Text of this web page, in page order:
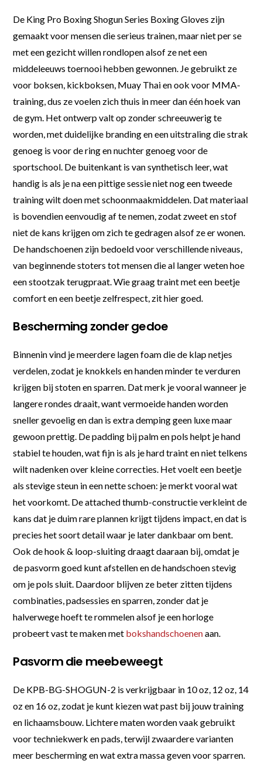
De King Pro Boxing Shogun Series Boxing Gloves zijn
gemaakt voor mensen die serieus trainen, maar niet per se
met een gezicht willen rondlopen alsof ze net een
middeleeuws toernooi hebben gewonnen. Je gebruikt ze
voor boksen, kickboksen, Muay Thai en ook voor MMA-
training, dus ze voelen zich thuis in meer dan één hoek van
de gym. Het ontwerp valt op zonder schreeuwerig te
worden, met duidelijke branding en een uitstraling die strak
genoeg is voor de ring en nuchter genoeg voor de
sportschool. De buitenkant is van synthetisch leer, wat
handig is als je na een pittige sessie niet nog een tweede
training wilt doen met schoonmaakmiddelen. Dat materiaal
is bovendien eenvoudig af te nemen, zodat zweet en stof
niet de kans krijgen om zich te gedragen alsof ze er wonen.
De handschoenen zijn bedoeld voor verschillende niveaus,
van beginnende stoters tot mensen die al langer weten hoe
een stootzak terugpraat. Wie graag traint met een beetje
comfort en een beetje zelfrespect, zit hier goed.
Bescherming zonder gedoe
Binnenin vind je meerdere lagen foam die de klap netjes
verdelen, zodat je knokkels en handen minder te verduren
krijgen bij stoten en sparren. Dat merk je vooral wanneer je
langere rondes draait, want vermoeide handen worden
sneller gevoelig en dan is extra demping geen luxe maar
gewoon prettig. De padding bij palm en pols helpt je hand
stabiel te houden, wat fijn is als je hard traint en niet telkens
wilt nadenken over kleine correcties. Het voelt een beetje
als stevige steun in een nette schoen: je merkt vooral wat
het voorkomt. De attached thumb-constructie verkleint de
kans dat je duim rare plannen krijgt tijdens impact, en dat is
precies het soort detail waar je later dankbaar om bent.
Ook de hook & loop-sluiting draagt daaraan bij, omdat je
de pasvorm goed kunt afstellen en de handschoen stevig
om je pols sluit. Daardoor blijven ze beter zitten tijdens
combinaties, padsessies en sparren, zonder dat je
halverwege hoeft te rommelen alsof je een horloge
probeert vast te maken met bokshandschoenenaan.
Pasvorm die meebeweegt
De KPB-BG-SHOGUN-2 is verkrijgbaar in 10 oz, 12 oz, 14
oz en 16 oz, zodat je kunt kiezen wat past bij jouw training
en lichaamsbouw. Lichtere maten worden vaak gebruikt
voor techniekwerk en pads, terwijl zwaardere varianten
meer bescherming en wat extra massa geven voor sparren.